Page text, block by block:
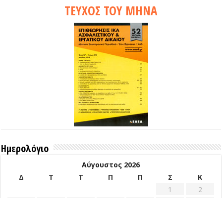
ΤΕΥΧΟΣ ΤΟΥ ΜΗΝΑ
Ημερολόγιο
Αύγουστος 2026
Δ
Τ Τ Π Π Σ
Κ
1
2